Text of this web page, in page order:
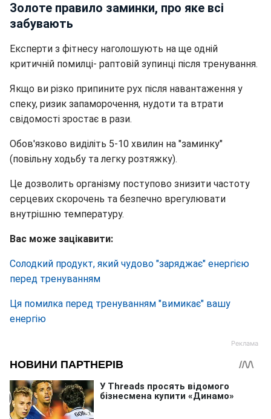
Золоте правило заминки, про яке всі
забувають
Експерти з фітнесу наголошують на ще одній
критичній помилці- раптовій зупинці після тренування.
Якщо ви різко припините рух після навантаження у
спеку, ризик запаморочення, нудоти та втрати
свідомості зростає в рази.
Обов'язково виділіть 5-10 хвилин на "заминку"
(повільну ходьбу та легку розтяжку).
Це дозволить організму поступово знизити частоту
серцевих скорочень та безпечно врегулювати
внутрішню температуру.
Вас може зацікавити:
Солодкий продукт, який чудово "заряджає" енергією
перед тренуванням
Ця помилка перед тренуванням "вимикає" вашу
енергію